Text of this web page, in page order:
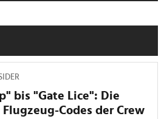
bis "Gate Lice": Die
Codes der Crew